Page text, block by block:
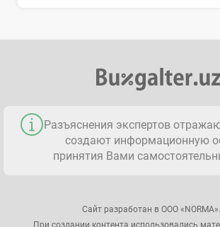
Разъяснения экспертов
создают информационную
принятия Вами
Сайт разработан в ООО «NORMA».